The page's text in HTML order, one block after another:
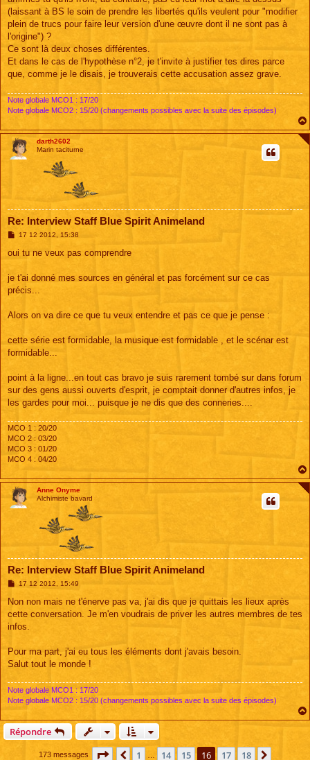
(laissant à BS le soin de prendre les libertés qu'ils veulent pour "modifier
plein de trucs pour faire leur version d'une œuvre dont il ne sont pas à
l'origine") ?
Ce sont là deux choses différentes.
Et dans le cas de l'hypothèse n°2, je t'invite à justifier tes dires parce
que, comme je le disais, je trouverais cette accusation assez grave.
Note globale MCO1 : 17/20
Note globale MCO2 : 15/20 (changements possibles avec la suite des épisodes)
darth2602
Marin taciturne
Re: Interview Staff Blue Spirit Animeland
M
s
g
17 12 2012, 15:38
oui tu ne veux pas comprendre
je t'ai donné mes sources en général et pas forcément sur ce cas
précis...
Alors on va dire ce que tu veux entendre et pas ce que je pense :
cette série est formidable, la musique est formidable , et le scénar est
formidable...
point à la ligne...en tout cas bravo je suis rarement tombé sur dans forum
sur des gens aussi ouverts d'esprit, je comptait donner d'autres infos, je
les gardes pour moi... puisque je ne dis que des conneries....
MCO 1 : 20/20
MCO 2 : 03/20
MCO 3 : 01/20
MCO 4 : 04/20
Anne Onyme
Alchimiste bavard
Re: Interview Staff Blue Spirit Animeland
M
s
a
g
17 12 2012, 15:49
Non non mais ne t'énerve pas va, j'ai dis que je quittais les lieux après
cette conversation. Je m'en voudrais de priver les autres membres de tes
infos.
Pour ma part, j'ai eu tous les éléments dont j'avais besoin.
Salut tout le monde !
Note globale MCO1 : 17/20
Note globale MCO2 : 15/20 (changements possibles avec la suite des épisodes)
Répondre
173 messages Page 16 18
Précédente
1 14 15 16 17 18